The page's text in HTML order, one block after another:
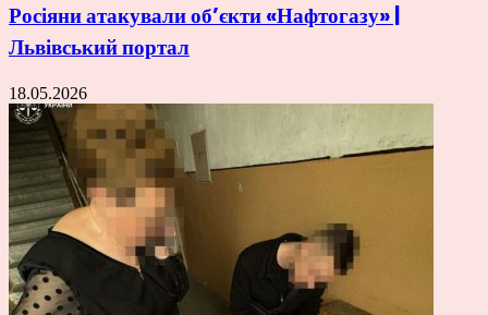
Росіяни атакували об’єкти «Нафтогазу» |
Львівський портал
18.05.2026